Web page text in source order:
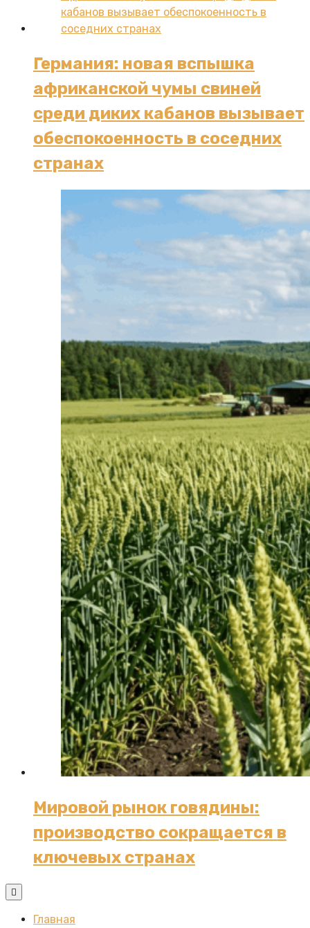
Германия: новая вспышка
африканской чумы свиней
среди диких кабанов вызывает
обеспокоенность в соседних
странах
Мировой рынок говядины:
производство сокращается в
ключевых странах
Главная